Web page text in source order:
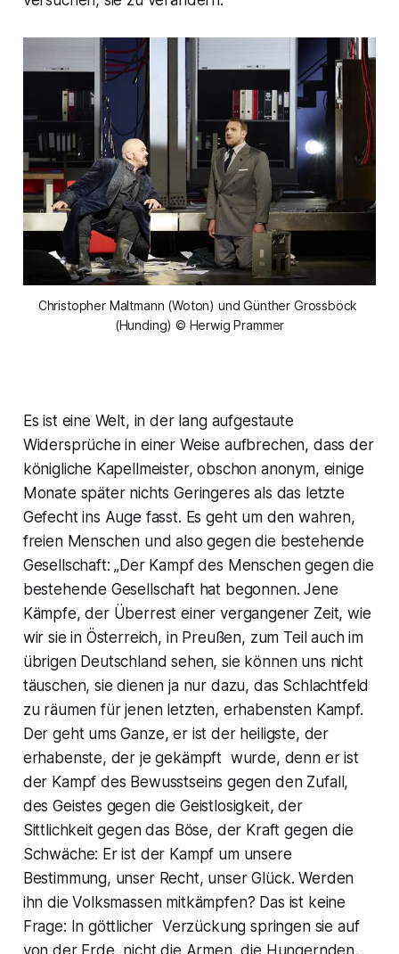
Christopher Maltmann (Woton) und Günther Grossböck
(Hunding) © Herwig Prammer
Es ist eine Welt, in der lang aufgestaute
Widersprüche in einer Weise aufbrechen, dass der
königliche Kapellmeister, obschon anonym, einige
Monate später nichts Geringeres als das letzte
Gefecht ins Auge fasst. Es geht um den wahren,
freien Menschen und also gegen die bestehende
Gesellschaft:„Der Kampf des Menschen gegen die
bestehende Gesellschaft hat begonnen. Jene
Kämpfe, der Überrest einer vergangener Zeit, wie
wir sie in Österreich, in Preußen, zum Teil auch im
übrigen Deutschland sehen, sie können uns nicht
täuschen, sie dienen ja nur dazu, das Schlachtfeld
zu räumen für jenen letzten, erhabensten Kampf.
Der geht ums Ganze, er ist der heiligste, der
erhabenste, der je gekämpft wurde, denn er ist
der Kampf des Bewusstseins gegen den Zufall,
des Geistes gegen die Geistlosigkeit, der
Sittlichkeit gegen das Böse, der Kraft gegen die
Schwäche: Er ist der Kampf um unsere
Bestimmung, unser Recht, unser Glück. Werden
ihn die Volksmassen mitkämpfen? Das ist keine
Frage: In göttlicher Verzückung springen sie auf
von der Erde, nicht die Armen, die Hungernden,